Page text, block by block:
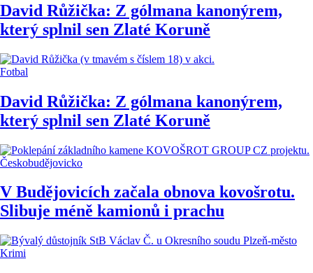
David Růžička: Z gólmana kanonýrem,
který splnil sen Zlaté Koruně
Fotbal
David Růžička: Z gólmana kanonýrem,
který splnil sen Zlaté Koruně
Českobudějovicko
V Budějovicích začala obnova kovošrotu.
Slibuje méně kamionů i prachu
Krimi